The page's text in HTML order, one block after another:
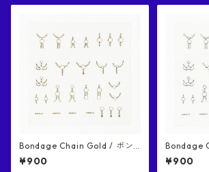
Bondage Chain Gold / ボン
デージチェーン ゴールド ネイ
ルシール
¥900
Bondage Chain
デージチ
ルシール
¥900